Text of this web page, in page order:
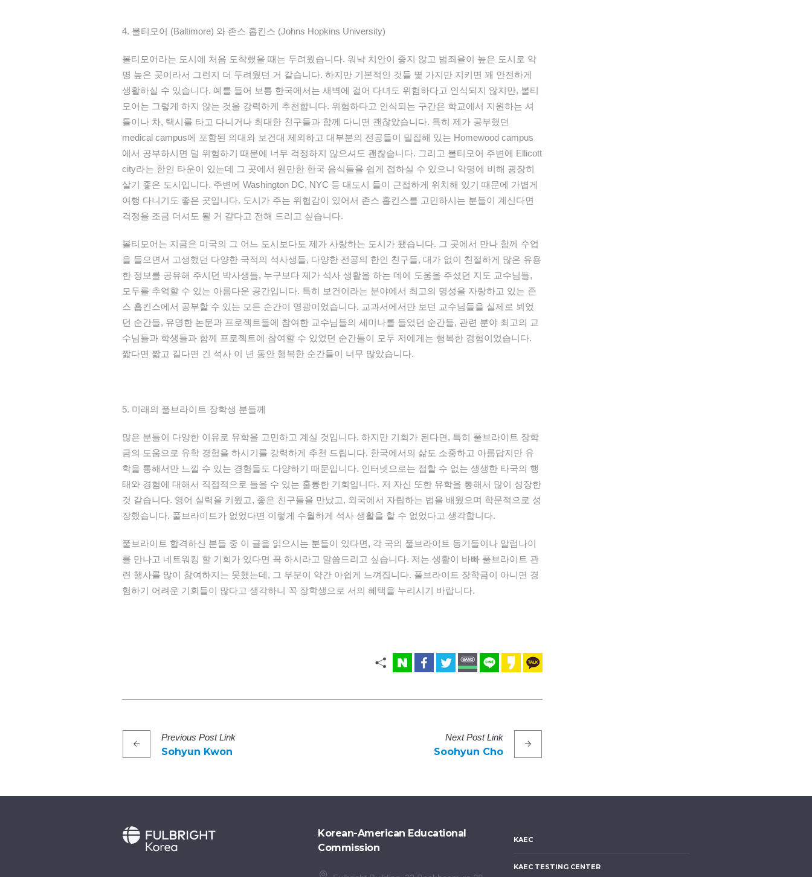
4. 볼티모어 (Baltimore) 와 존스 홉킨스 (Johns Hopkins University)
볼티모어라는 도시에 처음 도착했을 때는 두려웠습니다. 워낙 치안이 좋지 않고 범죄율이 높은 도시로 악
명 높은 곳이라서 그런지 더 두려웠던 거 같습니다. 하지만 기본적인 것들 몇 가지만 지키면 꽤 안전하게
생활하실 수 있습니다. 예를 들어 보통 한국에서는 새벽에 걸어 다녀도 위험하다고 인식되지 않지만, 볼티
모어는 그렇게 하지 않는 것을 강력하게 추천합니다. 위험하다고 인식되는 구간은 학교에서 지원하는 셔
틀이나 차, 택시를 타고 다니거나 최대한 친구들과 함께 다니면 괜찮았습니다. 특히 제가 공부했던
medical campus에 포함된 의대와 보건대 제외하고 대부분의 전공들이 밀집해 있는 Homewood campus
에서 공부하시면 덜 위험하기 때문에 너무 걱정하지 않으셔도 괜찮습니다. 그리고 볼티모어 주변에 Ellicott
city라는 한인 타운이 있는데 그 곳에서 웬만한 한국 음식들을 쉽게 접하실 수 있으니 악명에 비해 굉장히
살기 좋은 도시입니다. 주변에 Washington DC, NYC 등 대도시 들이 근접하게 위치해 있기 때문에 가볍게
여행 다니기도 좋은 곳입니다. 도시가 주는 위협감이 있어서 존스 홉킨스를 고민하시는 분들이 계신다면
걱정을 조금 더셔도 될 거 같다고 전해 드리고 싶습니다.
볼티모어는 지금은 미국의 그 어느 도시보다도 제가 사랑하는 도시가 됐습니다. 그 곳에서 만나 함께 수업
을 들으면서 고생했던 다양한 국적의 석사생들, 다양한 전공의 한인 친구들, 대가 없이 친절하게 많은 유용
한 정보를 공유해 주시던 박사생들, 누구보다 제가 석사 생활을 하는 데에 도움을 주셨던 지도 교수님들,
모두를 추억할 수 있는 아름다운 공간입니다. 특히 보건이라는 분야에서 최고의 명성을 자랑하고 있는 존
스 홉킨스에서 공부할 수 있는 모든 순간이 영광이었습니다. 교과서에서만 보던 교수님들을 실제로 뵈었
던 순간들, 유명한 논문과 프로젝트들에 참여한 교수님들의 세미나를 들었던 순간들, 관련 분야 최고의 교
수님들과 학생들과 함께 프로젝트에 참여할 수 있었던 순간들이 모두 저에게는 행복한 경험이었습니다.
짧다면 짧고 길다면 긴 석사 이 년 동안 행복한 순간들이 너무 많았습니다.
5. 미래의 풀브라이트 장학생 분들께
많은 분들이 다양한 이유로 유학을 고민하고 계실 것입니다. 하지만 기회가 된다면, 특히 풀브라이트 장학
금의 도움으로 유학 경험을 하시기를 강력하게 추천 드립니다. 한국에서의 삶도 소중하고 아름답지만 유
학을 통해서만 느낄 수 있는 경험들도 다양하기 때문입니다. 인터넷으로는 접할 수 없는 생생한 타국의 행
태와 경험에 대해서 직접적으로 들을 수 있는 훌륭한 기회입니다. 저 자신 또한 유학을 통해서 많이 성장한
것 같습니다. 영어 실력을 키웠고, 좋은 친구들을 만났고, 외국에서 자립하는 법을 배웠으며 학문적으로 성
장했습니다. 풀브라이트가 없었다면 이렇게 수월하게 석사 생활을 할 수 없었다고 생각합니다.
풀브라이트 합격하신 분들 중 이 글을 읽으시는 분들이 있다면, 각 국의 풀브라이트 동기들이나 알럼나이
를 만나고 네트워킹 할 기회가 있다면 꼭 하시라고 말씀드리고 싶습니다. 저는 생활이 바빠 풀브라이트 관
련 행사를 많이 참여하지는 못했는데, 그 부분이 약간 아쉽게 느껴집니다. 풀브라이트 장학금이 아니면 경
험하기 어려운 기회들이 많다고 생각하니 꼭 장학생으로 서의 혜택을 누리시기 바랍니다.
Previous PostLink
Sohyun Kwon
NextPostLink
Soohyun Cho
Korean-American Educational
Commission
KAEC
KAEC TESTING CENTER